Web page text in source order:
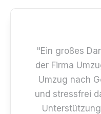
"Ein großes
der Firma
Umzug nach
und stressfrei